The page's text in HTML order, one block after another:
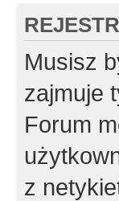
Musisz
zajmuje
Forum
z